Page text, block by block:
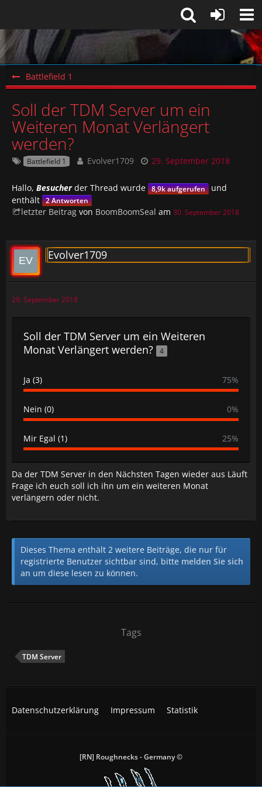
Battlefield 1
Soll der TDM Server um ein
Weiteren Monat Verlängert
werden?
Battlefield 1 Evolver1709 29. September 2018
Hallo, Besucherder Thread wurde 8,9k aufgerufen
und
enthält 2 Antworten
letzter Beitrag von BoomBoomSeal am 30. September 2018
Evolver1709
29. September 2018
Soll der TDM Server um ein Weiteren
Monat Verlängert werden?
4
Ja (3) 75%
Nein (0) 0%
Mir Egal (1) 25%
Da der TDM Server in den Nächsten Tagen wieder aus Läuft
Frage ich euch soll ich ihn um ein weiteren Monat
verlängern oder nicht.
Dieses Thema enthält 2 weitere Beiträge, die nur für
registrierte Benutzer sichtbar sind, bitte melden Sie sich
an um diese lesen zu können.
Tags
TDM Server
Datenschutzerklärung Impressum Statistik
[RN] Roughnecks - Germany ©